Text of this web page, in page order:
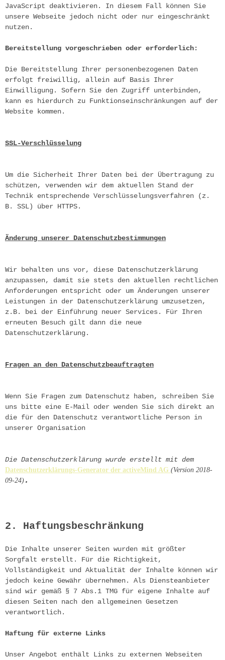
JavaScript deaktivieren. In diesem Fall können Sie
unsere Webseite jedoch nicht oder nur eingeschränkt
nutzen.
Bereitstellung vorgeschrieben oder erforderlich:
Die Bereitstellung Ihrer personenbezogenen Daten
erfolgt freiwillig, allein auf Basis Ihrer
Einwilligung. Sofern Sie den Zugriff unterbinden,
kann es hierdurch zu Funktionseinschränkungen auf der
Website kommen.
SSL-Verschlüsselung
Um die Sicherheit Ihrer Daten bei der Übertragung zu
schützen, verwenden wir dem aktuellen Stand der
Technik entsprechende Verschlüsselungsverfahren (z.
B. SSL) über HTTPS.
Änderung unserer Datenschutzbestimmungen
Wir behalten uns vor, diese Datenschutzerklärung
anzupassen, damit sie stets den aktuellen rechtlichen
Anforderungen entspricht oder um Änderungen unserer
Leistungen in der Datenschutzerklärung umzusetzen,
z.B. bei der Einführung neuer Services. Für Ihren
erneuten Besuch gilt dann die neue
Datenschutzerklärung.
Fragen an den Datenschutzbeauftragten
Wenn Sie Fragen zum Datenschutz haben, schreiben Sie
uns bitte eine E-Mail oder wenden Sie sich direkt an
die für den Datenschutz verantwortliche Person in
unserer Organisation
Die Datenschutzerklärung wurde erstellt mit dem
Datenschutzerklärungs-Generator der activeMind AG (Version 2018-
09-24) .
2. Haftungsbeschränkung
Die Inhalte unserer Seiten wurden mit größter
Sorgfalt erstellt. Für die Richtigkeit,
Vollständigkeit und Aktualität der Inhalte können wir
jedoch keine Gewähr übernehmen. Als Diensteanbieter
sind wir gemäß § 7 Abs.1 TMG für eigene Inhalte auf
diesen Seiten nach den allgemeinen Gesetzen
verantwortlich.
Haftung für externe Links
Unser Angebot enthält Links zu externen Webseiten